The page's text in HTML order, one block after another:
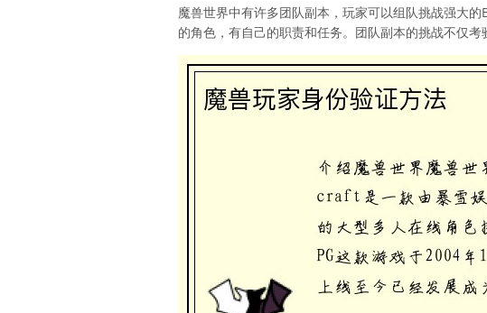
魔兽世界中有许多团队副本，玩家可以组队挑战强大
的角色，有自己的职责和任务。团队副本的挑战不仅